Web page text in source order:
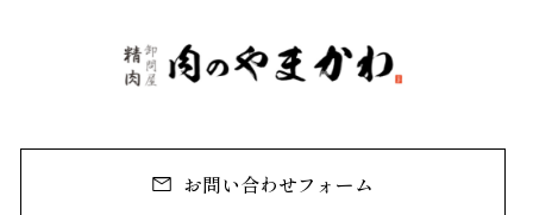
お問い合わせフォーム